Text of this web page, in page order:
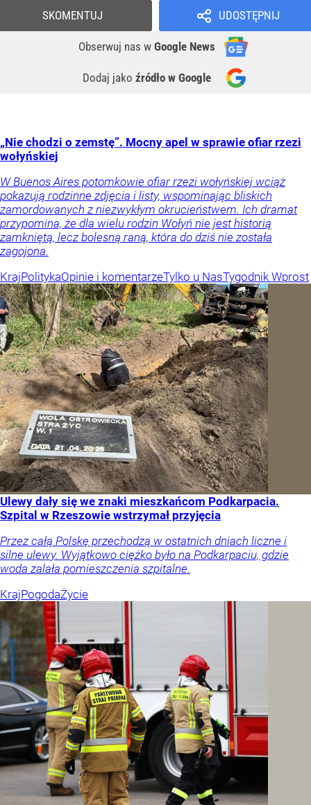
UDOSTĘPNIJ
Obserwuj nas w Google News
Dodaj jako źródło w Google
SKOMENTUJ
„Nie chodzi o zemstę”. Mocny apel w sprawie ofiar rzezi
wołyńskiej
W Buenos Aires potomkowie ofiar rzezi wołyńskiej wciąż
pokazują rodzinne zdjęcia i listy, wspominając bliskich
zamordowanych z niezwykłym okrucieństwem. Ich dramat
przypomina, że dla wielu rodzin Wołyń nie jest historią
zamkniętą, lecz bolesną raną, która do dziś nie została
zagojona.
KrajPolitykaOpinie i komentarzeTylko u NasTygodnik Wprost
Ulewy dały się we znaki mieszkańcom Podkarpacia.
Szpital w Rzeszowie wstrzymał przyjęcia
Przez całą Polskę przechodzą w ostatnich dniach liczne i
silne ulewy. Wyjątkowo ciężko było na Podkarpaciu, gdzie
woda zalała pomieszczenia szpitalne.
KrajPogodaŻycie